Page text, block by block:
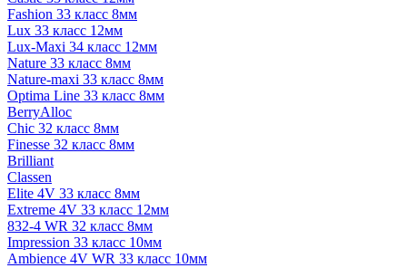
Fashion 33 класс 8мм
Lux 33 класс 12мм
Lux-Maxi 34 класс 12мм
Nature 33 класс 8мм
Nature-maxi 33 класс 8мм
Optima Line 33 класс 8мм
BerryAlloc
Chic 32 класс 8мм
Finesse 32 класс 8мм
Brilliant
Classen
Elite 4V 33 класс 8мм
Extreme 4V 33 класс 12мм
832-4 WR 32 класс 8мм
Impression 33 класс 10мм
Ambience 4V WR 33 класс 10мм